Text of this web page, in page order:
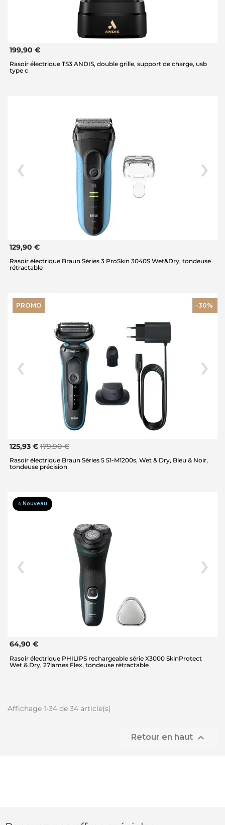
199,90 €
Rasoir électrique TS3 ANDIS, double grille, support de charge, usb
type c
129,90 €
Rasoir électrique Braun Séries 3 ProSkin 3040S Wet&Dry, tondeuse
rétractable
PROMO -30%
125,93 € 179,90 €
Rasoir électrique Braun Séries 5 51-M1200s, Wet & Dry, Bleu & Noir,
tondeuse précision
⭐ Nouveau
64,90 €
Rasoir électrique PHILIPS rechargeable série X3000 SkinProtect
Wet & Dry, 27lames Flex, tondeuse rétractable
Affichage 1-34 de 34 article(s)
Retour en haut 